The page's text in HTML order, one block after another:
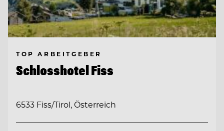
TOP ARBEITGEBER
Schlosshotel Fiss
6533 Fiss/Tirol, Österreich